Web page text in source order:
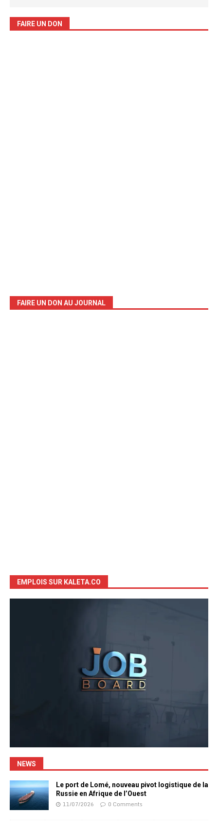
FAIRE UN DON
FAIRE UN DON AU JOURNAL
EMPLOIS SUR KALETA.CO
NEWS
Le port de Lomé, nouveau pivot logistique de la
Russie en Afrique de l’Ouest
11/07/2026 0 Comments